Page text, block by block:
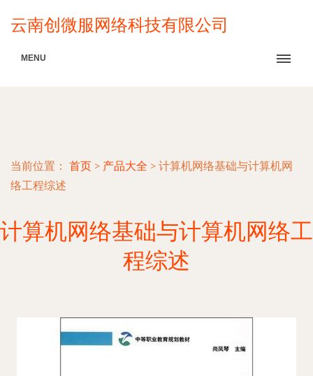
云南创微服网络科技有限公司
MENU
当前位置： 首页 > 产品大全 > 计算机网络基础与计算机网
络工程综述
计算机网络基础与计算机网络工
程综述